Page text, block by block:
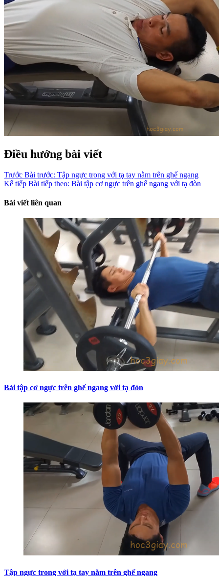
Điều hướng bài viết
Trước Bài trước: Tập ngực trong với tạ tay nằm trên ghế ngang
Kế tiếp Bài tiếp theo: Bài tập cơ ngực trên ghế ngang với tạ đòn
Bài viết liên quan
Bài tập cơ ngực trên ghế ngang với tạ đòn
Tập ngực trong với tạ tay nằm trên ghế ngang